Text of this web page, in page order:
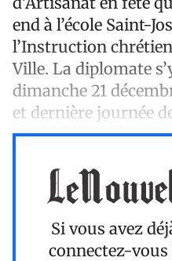
end à l’école Saint-
l’Instruction
Ville. La diplomate
dimanche 21
et dernière journée
Si vous avez
connectez-vous